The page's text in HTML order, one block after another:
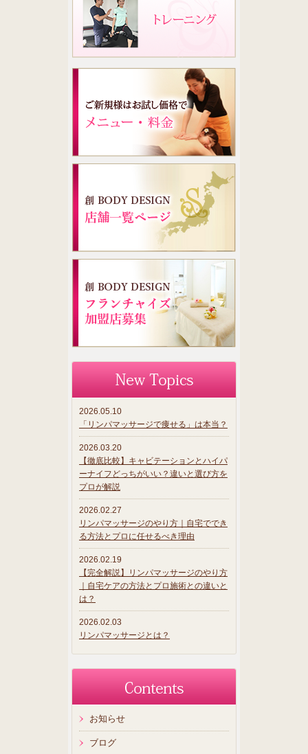
2026.05.10
「リンパマッサージで痩せる」は本当？
2026.03.20
【徹底比較】キャビテーションとハイパ
ーナイフどっちがいい？違いと選び方を
プロが解説
2026.02.27
リンパマッサージのやり方｜自宅ででき
る方法とプロに任せるべき理由
2026.02.19
【完全解説】リンパマッサージのやり方
｜自宅ケアの方法とプロ施術との違いと
は？
2026.02.03
リンパマッサージとは？
お知らせ
ブログ